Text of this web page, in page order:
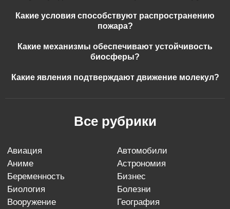
Какие условия способствуют распространению
пожара?
Какие механизмы обеспечивают устойчивость
биосферы?
Какие явления подтверждают движение молекул?
Все рубрики
авиация
автомобили
аниме
астрономия
беременность
бизнес
биология
болезни
вооружение
география